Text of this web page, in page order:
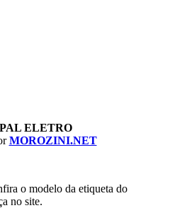
ELETRO
MOROZINI.NET
o modelo da etiqueta do
no site.